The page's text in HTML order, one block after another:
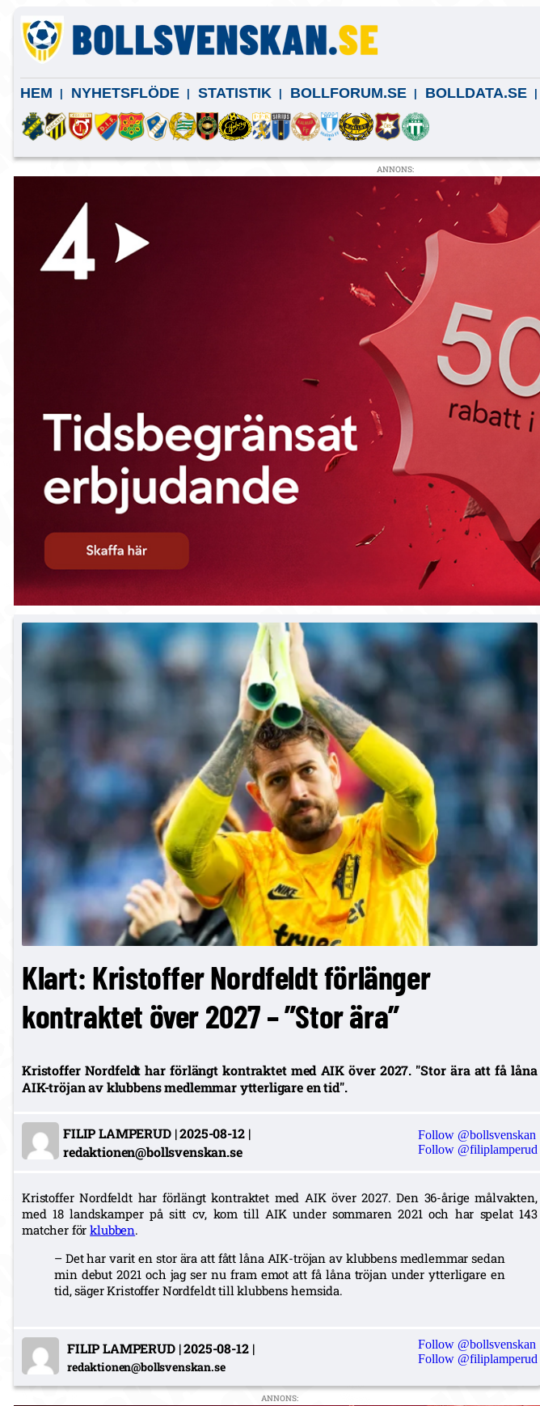
HEM NYHETSFLÖDE STATISTIK BOLLFORUM.SE BOLLDATA.SE
ANNONS:
Klart: Kristoffer Nordfeldt förlänger
kontraktet över 2027 – ”Stor ära”
Kristoffer Nordfeldt har förlängt kontraktet med AIK över 2027. "Stor ära att få låna
AIK-tröjan av klubbens medlemmar ytterligare en tid".
FILIP LAMPERUD|2025-08-12|
redaktionen@bollsvenskan.se
Follow @bollsvenskan
Follow @filiplamperud
Kristoffer Nordfeldt har förlängt kontraktet med AIK över 2027. Den 36-årige målvakten,
med 18 landskamper på sitt cv, kom till AIK under sommaren 2021 och har spelat 143
matcher förklubben.
– Det har varit en stor ära att fått låna AIK-tröjan av klubbens medlemmar sedan
min debut 2021 och jag ser nu fram emot att få låna tröjan under ytterligare en
tid, säger Kristoffer Nordfeldt till klubbens hemsida.
FILIP LAMPERUD|2025-08-12|
redaktionen@bollsvenskan.se
Follow @bollsvenskan
Follow @filiplamperud
ANNONS: